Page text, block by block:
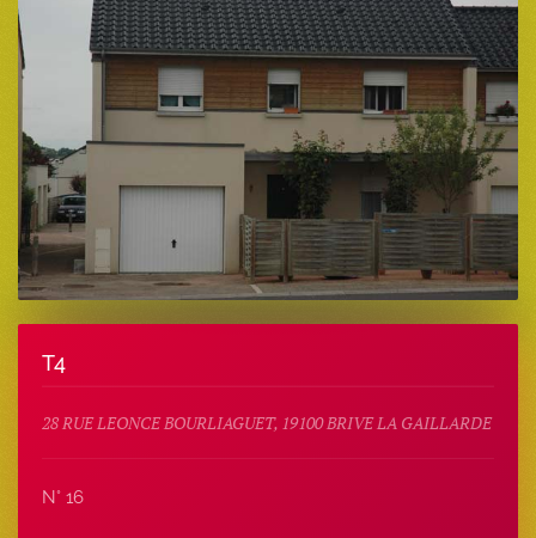
T4
28 RUE LEONCE BOURLIAGUET, 19100 BRIVE LA GAILLARDE
N° 16